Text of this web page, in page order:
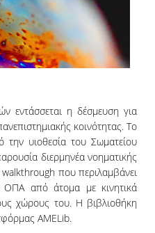
εντάσσεται η δέσμευση για
κοινότητας. Το
υιοθεσία του Σωματείου
διερμηνέα νοηματικής
που περιλαμβάνει
ΟΠΑ από άτομα με κινητικά
χώρους του. Η βιβλιοθήκη
AMELib.